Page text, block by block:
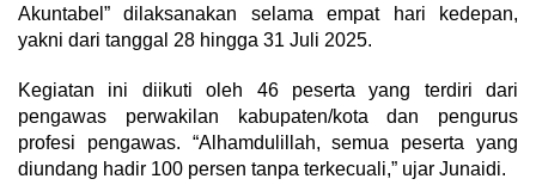
Akuntabel” dilaksanakan selama empat hari kedepan,
yakni dari tanggal 28 hingga 31 Juli 2025.
Kegiatan ini diikuti oleh 46 peserta yang terdiri dari
pengawas perwakilan kabupaten/kota dan pengurus
profesi pengawas. “Alhamdulillah, semua peserta yang
diundang hadir 100 persen tanpa terkecuali,” ujar Junaidi.